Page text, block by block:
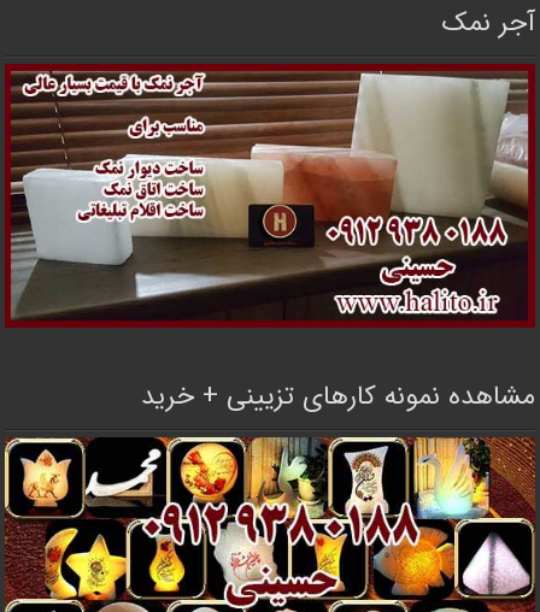
آجر نمک
مشاهده نمونه کارهای تزیینی + خرید